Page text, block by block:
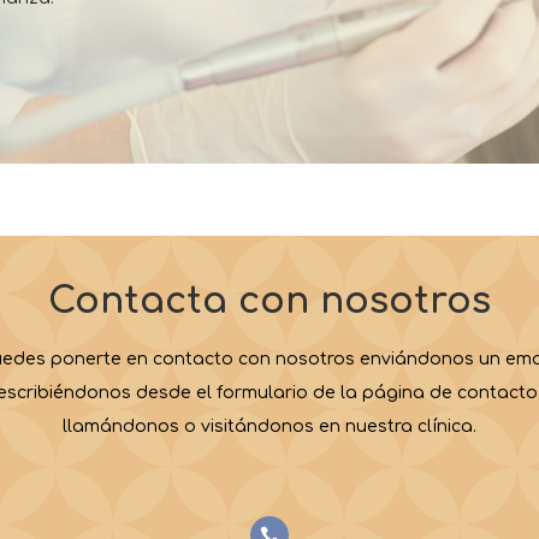
Contacta con nosotros
ponerte en contacto con nosotros enviándonos un
desde el formulario de la página de
llamándonos o visitándonos en nuestra clínica.
